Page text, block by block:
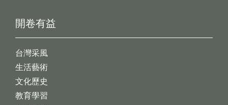
開卷有益
台灣采風
生活藝術
文化歷史
教育學習